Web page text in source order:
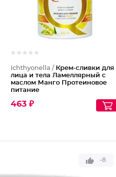
Ichthyonella / Крем-сливки для
лица и тела Ламеллярный с
маслом Манго Протеиновое
питание
463 ₽
-8